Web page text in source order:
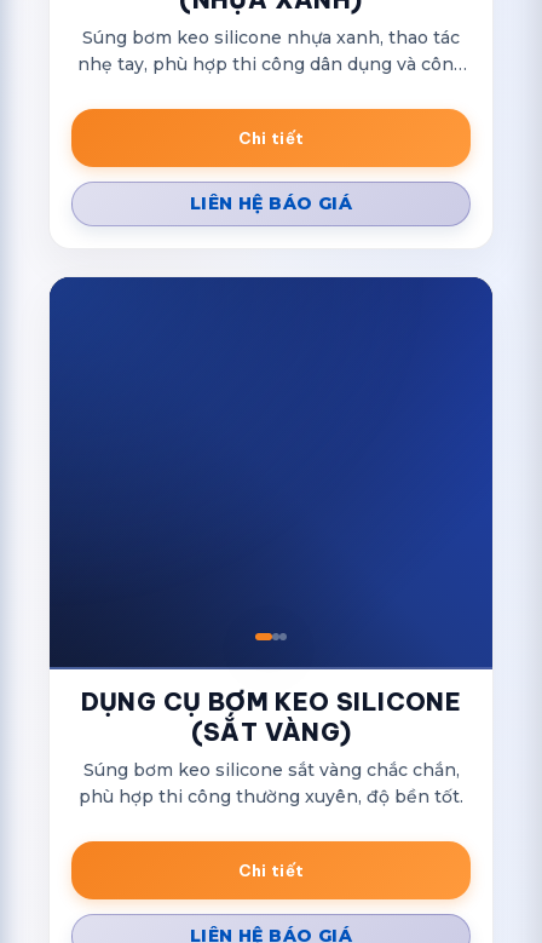
Súng bơm keo silicone nhựa xanh, thao tác
nhẹ tay, phù hợp thi công dân dụng và công
Chi tiết
LIÊN HỆ BÁO GIÁ
DỤNG CỤ BƠM KEO SILICONE
(SẮT VÀNG)
Súng bơm keo silicone sắt vàng chắc chắn,
phù hợp thi công thường xuyên, độ bền tốt.
Chi tiết
LIÊN HỆ BÁO GIÁ